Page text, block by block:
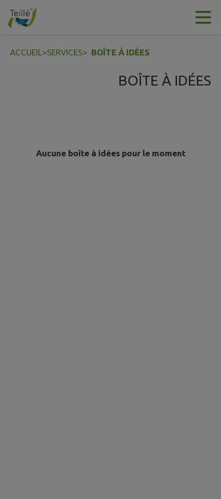
Contenu
ACCUEIL>SERVICES> BOÎTE À IDÉES
BOÎTE À IDÉES
Aucune boîte à idées pour le moment